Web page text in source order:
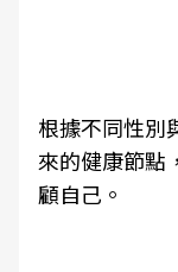
根據不同性別
來的健康節點
顧自己。